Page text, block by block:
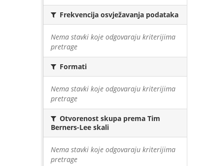
Frekvencija osvježavanja podataka
Nema stavki koje odgovaraju kriterijima
pretrage
Formati
Nema stavki koje odgovaraju kriterijima
pretrage
Otvorenost skupa prema Tim
Berners-Lee skali
Nema stavki koje odgovaraju kriterijima
pretrage